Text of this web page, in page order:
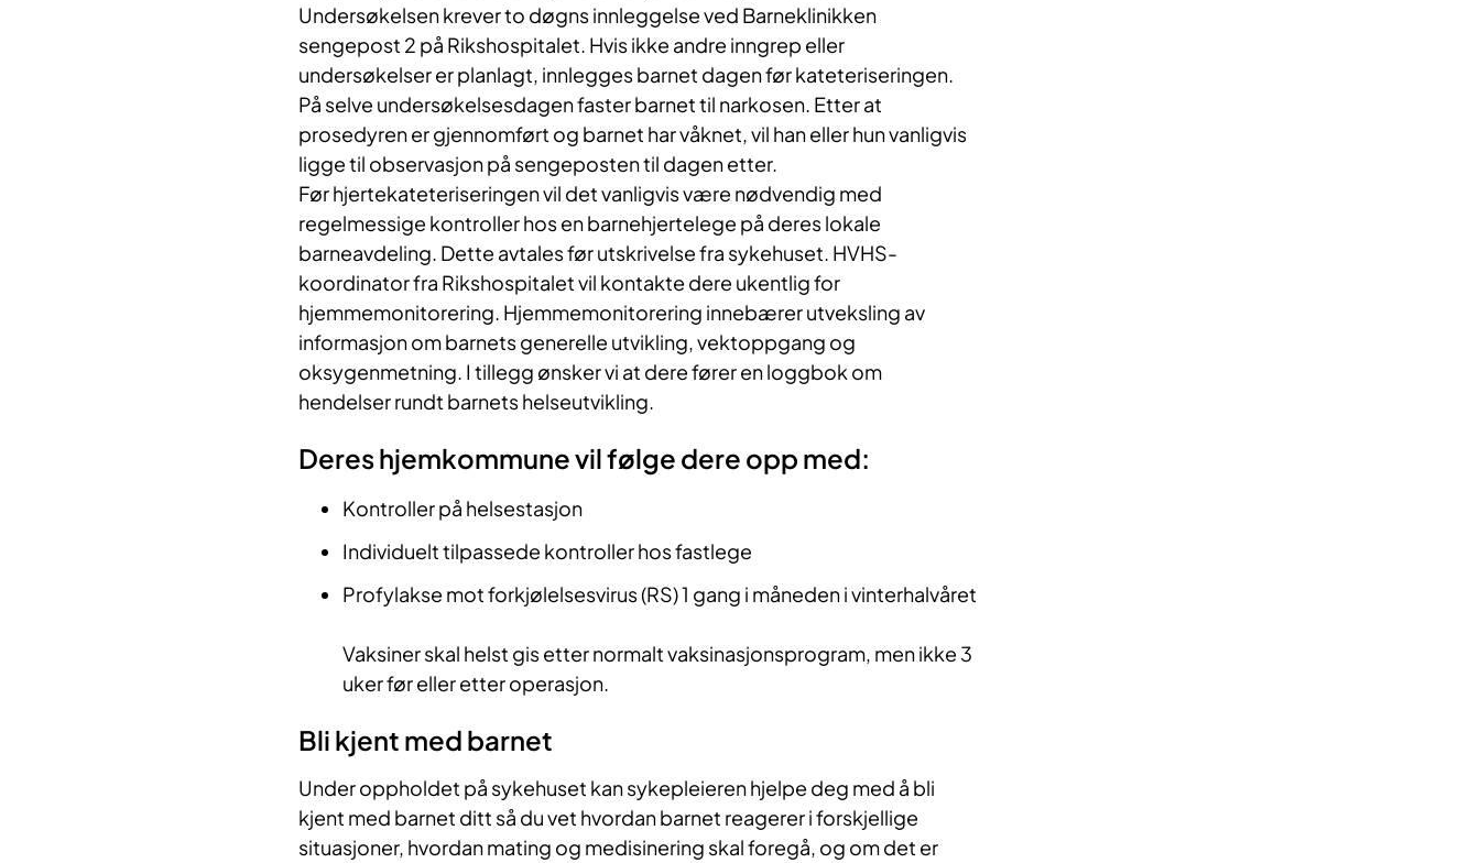
Undersøkelsen krever to døgns innleggelse ved Barneklinikken
sengepost 2 på Rikshospitalet. Hvis ikke andre inngrep eller
undersøkelser er planlagt, innlegges barnet dagen før kateteriseringen.
På selve undersøkelsesdagen faster barnet til narkosen. Etter at
prosedyren er gjennomført og barnet har våknet, vil han eller hun vanligvis
ligge til observasjon på sengeposten til dagen etter.
Før hjertekateteriseringen vil det vanligvis være nødvendig med
regelmessige kontroller hos en barnehjertelege på deres lokale
barneavdeling. Dette avtales før utskrivelse fra sykehuset. HVHS-
koordinator fra Rikshospitalet vil kontakte dere ukentlig for
hjemmemonitorering. Hjemmemonitorering innebærer utveksling av
informasjon om barnets generelle utvikling, vektoppgang og
oksygenmetning. I tillegg ønsker vi at dere fører en loggbok om
hendelser rundt barnets helseutvikling.
Deres hjemkommune vil følge dere opp med:
Kontroller på helsestasjon
Individuelt tilpassede kontroller hos fastlege
Profylakse mot forkjølelsesvirus (RS) 1 gang i måneden i vinterhalvåret
Vaksiner skal helst gis etter normalt vaksinasjonsprogram, men ikke 3
uker før eller etter operasjon.
Bli kjent med barnet
Under oppholdet på sykehuset kan sykepleieren hjelpe deg med å bli
kjent med barnet ditt så du vet hvordan barnet reagerer i forskjellige
situasjoner, hvordan mating og medisinering skal foregå, og om det er